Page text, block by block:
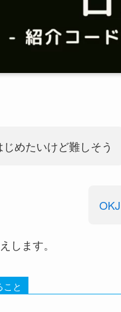
めたいけど難しそう
します。
と